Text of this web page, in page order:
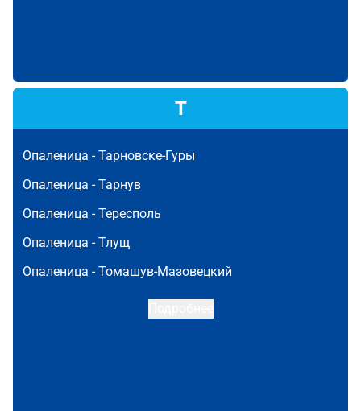
Т
Опаленица -Тарновске-Гуры
Опаленица -Тарнув
Опаленица -Тересполь
Опаленица -Тлущ
Опаленица -Томашув-Мазовецкий